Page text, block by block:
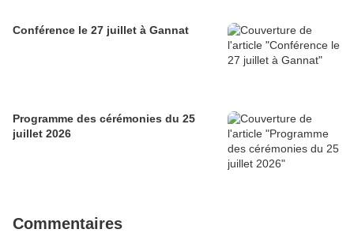
Conférence le 27 juillet à Gannat
Programme des cérémonies du 25
juillet 2026
Commentaires